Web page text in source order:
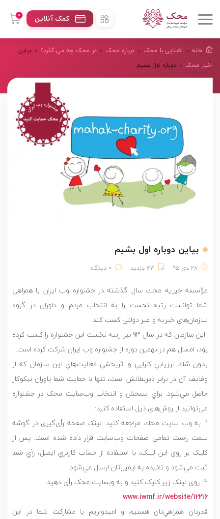
0 کمک آنلاین
خانه آشنایی با محک درباره محک
در محک چه می گذرد؟
اخبار محک
بیاین
دوباره اول بشیم
بیاین دوباره اول بشیم
28 دی 95 671 بازدید 0 دیدگاه
مؤسسه خيريه محك سال گذشته در جشنواره وب ايران با همراهی
شما توانست رتبه نخست را به انتخاب مردم و داوران در گروه
سازمان‌های خیریه و غیر دولتی كسب كند.
اين سازمان که در سال 93 نیز رتبه نخست اين جشنواره را کسب کرده
بود، امسال هم در نهمين دوره از جشنواره وب ايران شرکت کرده است.
بدون شك ارزيابي كارايي و اثربخشي فعاليت‌‌هاي اين سازمان که از
وظایف آن در برابر ذیربطانش است، تنها با حمایت شما ياوران نيكوكار
حاصل مي‌شود. براي سنجش و انتخاب وب‌سایت محک در جشنواره
می‌توانید از روش‌های ذیل استفاده کنید:
1- به وب سايت محك مراجعه كنيد. لینک صفحه رأی‌گیری در گوشه
سمت راست تمامی صفحات وب‌سايت قرار داده شده است. پس از
کلیک بر روی این لینک، با استفاده از حساب كاربري ایمیل، رأي شما
ثبت مي‌شود و تائيده به ايميل‌تان ارسال مي‌شود.
2- روی لینک زیر کلیک کنید و به وبسایت محک رأی دهید:
www.iwmf.ir/website/12216
قدردان همراهي‌تان هستیم و اميدواريم با مشارکت شما در اين